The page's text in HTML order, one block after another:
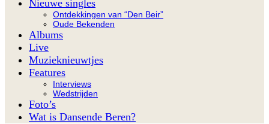
Nieuwe singles
Ontdekkingen van “Den Beir”
Oude Bekenden
Albums
Live
Muzieknieuwtjes
Features
Interviews
Wedstrijden
Foto’s
Wat is Dansende Beren?